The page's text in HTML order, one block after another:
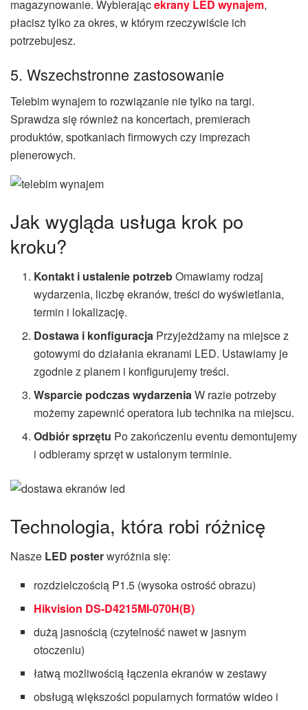
magazynowanie. Wybierającekrany LED wynajem,
płacisz tylko za okres, w którym rzeczywiście ich
potrzebujesz.
5. Wszechstronne zastosowanie
Telebim wynajem to rozwiązanie nie tylko na targi.
Sprawdza się również na koncertach, premierach
produktów, spotkaniach firmowych czy imprezach
plenerowych.
Jak wygląda usługa krok po
kroku?
Kontakt i ustalenie potrzebOmawiamy rodzaj
wydarzenia, liczbę ekranów, treści do wyświetlania,
termin i lokalizację.
Dostawa i konfiguracja Przyjeżdżamy na miejsce z
gotowymi do działania ekranami LED. Ustawiamy je
zgodnie z planem i konfigurujemy treści.
Wsparcie podczas wydarzeniaW razie potrzeby
możemy zapewnić operatora lub technika na miejscu.
Odbiór sprzętu Po zakończeniu eventu demontujemy
i odbieramy sprzęt w ustalonym terminie.
Technologia, która robi różnicę
Nasze LED posterwyróżnia się:
rozdzielczością P1.5 (wysoka ostrość obrazu)
Hikvision DS-D4215MI-070H(B)
dużą jasnością (czytelność nawet w jasnym
otoczeniu)
łatwą możliwością łączenia ekranów w zestawy
obsługą większości popularnych formatów wideo i